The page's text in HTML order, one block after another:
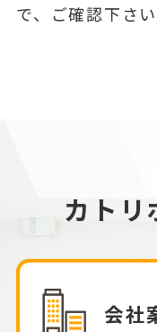
で、ご確認下さい
カトリ
会社